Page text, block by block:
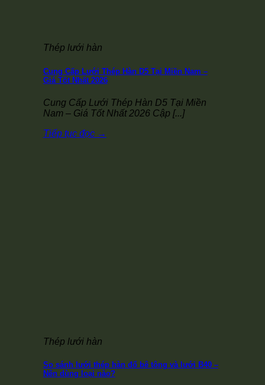
Thép lưới hàn
Cung Cấp Lưới Thép Hàn D5 Tại Miền Nam –
Giá Tốt Nhất 2026
Cung Cấp Lưới Thép Hàn D5 Tại Miền
Nam – Giá Tốt Nhất 2026 Cập [...]
Tiếp tục đọc →
Thép lưới hàn
So sánh lưới thép hàn đổ bê tông và lưới B40 –
Nên dùng loại nào?